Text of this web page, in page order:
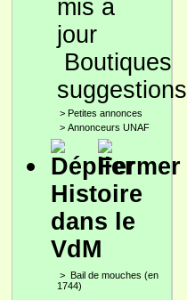
Boutiques
suggestions
> Petites annonces
> Annonceurs UNAF
Histoire
dans le
VdM
> Bail de mouches (en
1744)